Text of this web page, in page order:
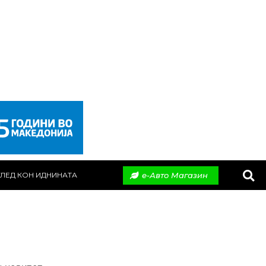
КОН ИДНИНАТА е-Авто Магазин